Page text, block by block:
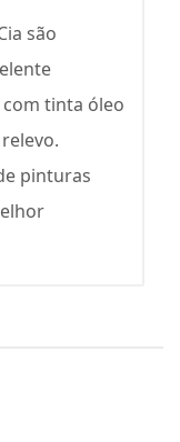
são
tinta óleo
pinturas